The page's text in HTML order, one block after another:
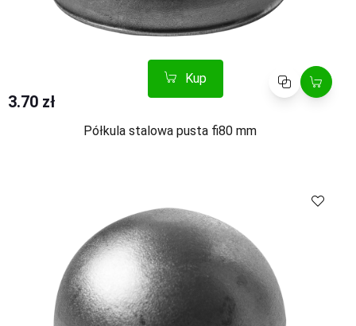
Kup Porównaj
3.70 zł
Półkula stalowa pusta fi80 mm